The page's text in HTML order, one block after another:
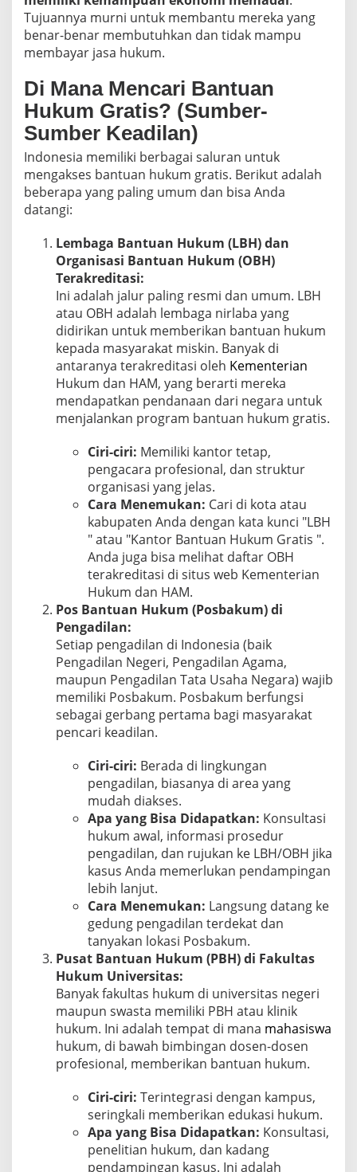
Tujuannya murni untuk membantu mereka yang
benar-benar membutuhkan dan tidak mampu
membayar jasa hukum.
Di Mana Mencari Bantuan
Hukum Gratis? (Sumber-
Sumber Keadilan)
Indonesia memiliki berbagai saluran untuk
mengakses bantuan hukum gratis. Berikut adalah
beberapa yang paling umum dan bisa Anda
datangi:
Lembaga Bantuan Hukum (LBH) dan
Organisasi Bantuan Hukum (OBH)
Terakreditasi:
Ini adalah jalur paling resmi dan umum. LBH
atau OBH adalah lembaga nirlaba yang
didirikan untuk memberikan bantuan hukum
kepada masyarakat miskin. Banyak di
antaranya terakreditasi oleh Kementerian
Hukum dan HAM, yang berarti mereka
mendapatkan pendanaan dari negara untuk
menjalankan program bantuan hukum gratis.
Ciri-ciri: Memiliki kantor tetap,
pengacara profesional, dan struktur
organisasi yang jelas.
Cara Menemukan: Cari di kota atau
kabupaten Anda dengan kata kunci "LBH
" atau "Kantor Bantuan Hukum Gratis ".
Anda juga bisa melihat daftar OBH
terakreditasi di situs web Kementerian
Hukum dan HAM.
Pos Bantuan Hukum (Posbakum) di
Pengadilan:
Setiap pengadilan di Indonesia (baik
Pengadilan Negeri, Pengadilan Agama,
maupun Pengadilan Tata Usaha Negara) wajib
memiliki Posbakum. Posbakum berfungsi
sebagai gerbang pertama bagi masyarakat
pencari keadilan.
Ciri-ciri: Berada di lingkungan
pengadilan, biasanya di area yang
mudah diakses.
Apa yang Bisa Didapatkan: Konsultasi
hukum awal, informasi prosedur
pengadilan, dan rujukan ke LBH/OBH jika
kasus Anda memerlukan pendampingan
lebih lanjut.
Cara Menemukan: Langsung datang ke
gedung pengadilan terdekat dan
tanyakan lokasi Posbakum.
Pusat Bantuan Hukum (PBH) di Fakultas
Hukum Universitas:
Banyak fakultas hukum di universitas negeri
maupun swasta memiliki PBH atau klinik
hukum. Ini adalah tempat di mana mahasiswa
hukum, di bawah bimbingan dosen-dosen
profesional, memberikan bantuan hukum.
Ciri-ciri: Terintegrasi dengan kampus,
seringkali memberikan edukasi hukum.
Apa yang Bisa Didapatkan: Konsultasi,
penelitian hukum, dan kadang
pendampingan kasus. Ini adalah